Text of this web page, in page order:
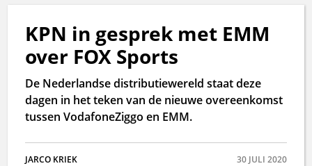
KPN in gesprek met EMM
over FOX Sports
De Nederlandse distributiewereld staat deze
dagen in het teken van de nieuwe overeenkomst
tussen VodafoneZiggo en EMM.
JARCO KRIEK
30 JULI 2020